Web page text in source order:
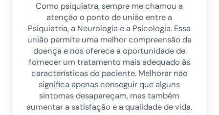
Como psiquiatra, sempre me chamou a
atenção o ponto de união entre a
Psiquiatria, a Neurologia e a Psicologia. Essa
união permite uma melhor compreensão da
doença e nos oferece a oportunidade de
fornecer um tratamento mais adequado às
características do paciente. Melhorar não
significa apenas conseguir que alguns
sintomas desapareçam, mas também
aumentar a satisfação e a qualidade de vida.